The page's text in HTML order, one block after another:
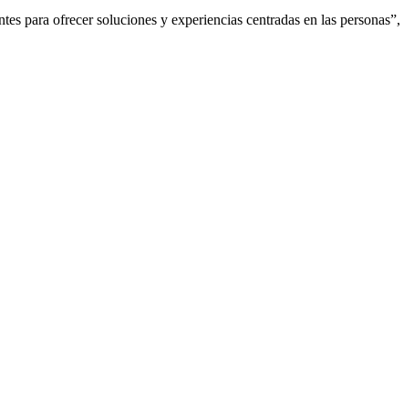
para ofrecer soluciones y experiencias centradas en las personas”,